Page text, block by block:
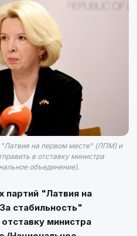
на первом месте" (ЛПМ) и
в отставку министра
объединение).
партий "Латвия на
стабильность"
министра